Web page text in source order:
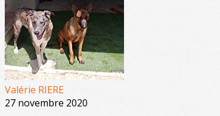
Valérie RIERE
27 novembre 2020